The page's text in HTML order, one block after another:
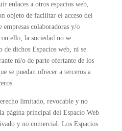
enlaces a otros espacios web,
objeto de facilitar el acceso del
colaboradoras y/o
ello, la sociedad no se
de dichos Espacios web, ni se
ni/o de parte ofertante de los
se puedan ofrecer a terceros a
limitado, revocable y no
página principal del Espacio Web
y no comercial. Los Espacios